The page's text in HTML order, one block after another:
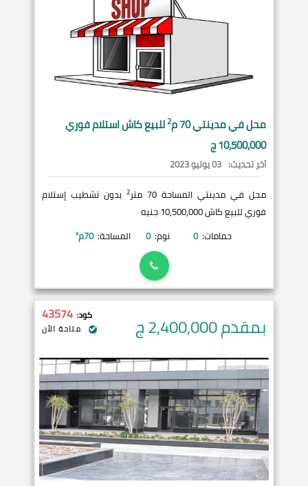
محل فيمدينتي70 م 2للبيع كاش استلام فوري
10,500,000 ج
آخر تحديث: 03 يوليو 2023
محل في مدينتي المساحة 70 متر
2 بدون تشطيب إستلام
فوري للبيع كاش 10,500,000 جنيه
حمامات: 0 نوم: 0 المساحة: 70م²
بمقدم 2,400,000 ج كود: 43574
متاحة الآن